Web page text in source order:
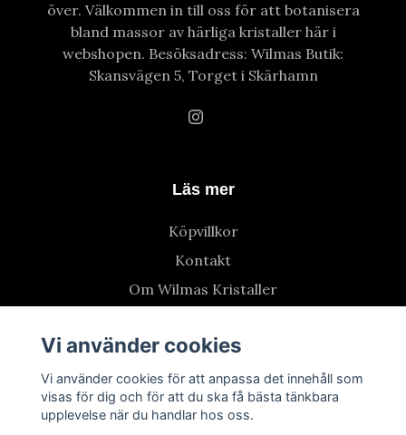
över. Välkommen in till oss för att botanisera
bland massor av härliga kristaller här i
webshopen. Besöksadress: Wilmas Butik:
Skansvägen 5, Torget i Skärhamn
Läs mer
Köpvillkor
Kontakt
Om Wilmas Kristaller
Vi använder cookies
Vi använder cookies för att anpassa det innehåll som
visas för dig och för att du ska få bästa tänkbara
upplevelse när du handlar hos oss.